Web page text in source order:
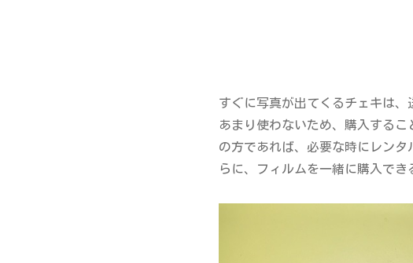
すぐに写真が出てくるチェキは
あまり使わないため、購入する
の方であれば、必要な時にレン
らに、フィルムを一緒に購入でき